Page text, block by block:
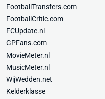
FootballTransfers.com
FootballCritic.com
FCUpdate.nl
GPFans.com
MovieMeter.nl
MusicMeter.nl
WijWedden.net
Kelderklasse